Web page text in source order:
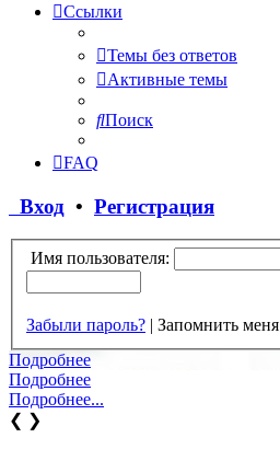
Ссылки
Темы без ответов
Активные темы
Поиск
FAQ
Вход • Регистрация
Имя пользователя:
Забыли пароль? | Запомнить меня
Подробнее
Подробнее
Подробнее...
❮ ❯